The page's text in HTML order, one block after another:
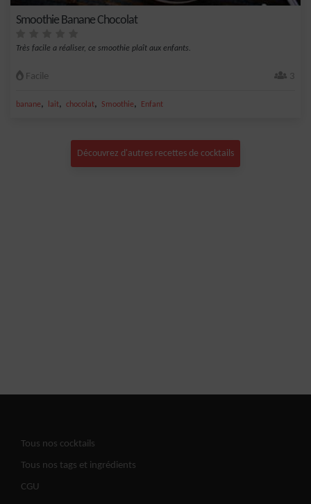
Smoothie Banane Chocolat
Très facile a réaliser, ce smoothie plaît aux enfants.
Facile 3
banane, lait, chocolat, Smoothie, Enfant
Découvrez d'autres recettes de cocktails
Tous nos cocktails
Tous nos tags et ingrédients
CGU